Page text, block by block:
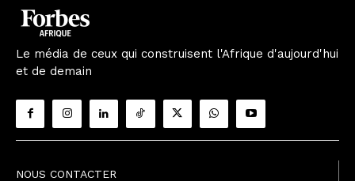
Le média de ceux qui construisent l'Afrique d'aujourd'hui
et de demain
NOUS CONTACTER